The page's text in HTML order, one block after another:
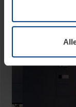
soorten cookies
toestemming
wijzigen of